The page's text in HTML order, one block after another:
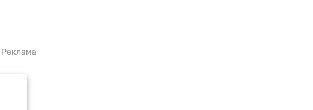
Реклама